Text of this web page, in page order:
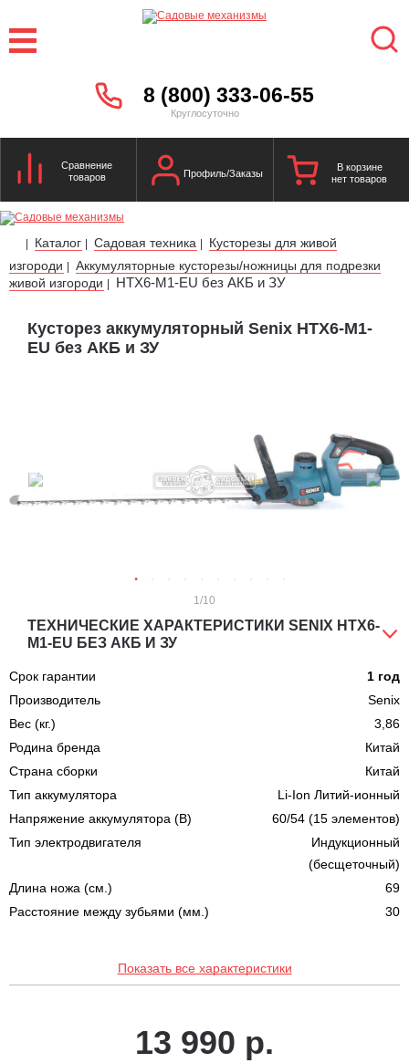
8 (800) 333-06-55
Круглосуточно
Сравнение
товаров
Профиль/Заказы
В корзине
нет товаров
| Каталог | Садовая техника |
Кусторезы для живой
изгороди | Аккумуляторные кусторезы/ножницы для подрезки
живой изгороди | HTX6-M1-EU без АКБ и ЗУ
Кусторез аккумуляторный Senix HTX6-M1-
EU без АКБ и ЗУ
1/10
ТЕХНИЧЕСКИЕ ХАРАКТЕРИСТИКИ SENIX HTX6-
M1-EU БЕЗ АКБ И ЗУ
Срок гарантии
1 год
Производитель
Senix
Вес (кг.)
3,86
Родина бренда
Китай
Страна сборки
Китай
Тип аккумулятора
Li-Ion Литий-ионный
Напряжение аккумулятора (В)
60/54 (15 элементов)
Тип электродвигателя
Индукционный
(бесщеточный)
Длина ножа (cм.)
69
Расстояние между зубьями (мм.)
30
Показать все характеристики
13 990 р.